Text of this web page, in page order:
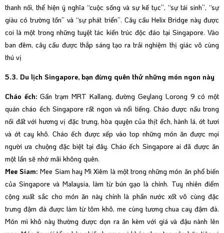
thanh nối, thể hiện ý nghĩa “cuộc sống và sự kế tục”, “sự tái sinh”, “sự
giàu có trường tồn” và “sự phát triển”. Cây cầu Helix Bridge này được
coi là một trong những tuyệt tác kiến trúc độc đáo tại Singapore. Vào
ban đêm, cây cầu được thắp sáng tạo ra trải nghiệm thị giác vô cùng
thú vị
5.3. Du lịch Singapore, bạn đừng quên thử những món ngon này
Cháo ếch: Gần trạm MRT Kallang, đường Geylang Lorong 9 có một
quán cháo ếch Singapore rất ngon và nổi tiếng. Cháo được nấu trong
nồi đất với hương vị đặc trưng, hòa quyện của thịt ếch, hành lá, ớt tươi
và ớt cay khô. Cháo ếch được xếp vào top những món ăn được mọi
người ưa chuộng đặc biệt tại đây. Cháo ếch Singapore ai đã được ăn
một lần sẽ nhớ mãi không quên.
Mee Siam:Mee Siam hay Mì Xiêm là một trong những món ăn phổ biến
của Singapore và Malaysia, làm từ bún gạo là chính. Tuy nhiên điểm
cộng xuất sắc cho món ăn này chính là phần nước xốt vô cùng đặc
trưng đậm đà được làm từ tôm khô, me cùng tương chua cay đậm đà.
Món mì khô này thường được dọn ra ăn kèm với giá và đậu nành lên